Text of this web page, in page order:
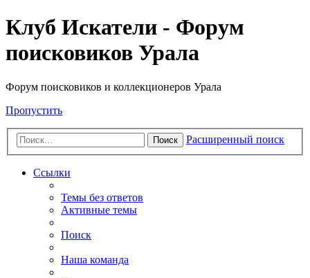
Клуб Искатели - Форум
поисковиков Урала
Форум поисковиков и коллекционеров Урала
Пропустить
Поиск Расширенный поиск
Ссылки
Темы без ответов
Активные темы
Поиск
Наша команда